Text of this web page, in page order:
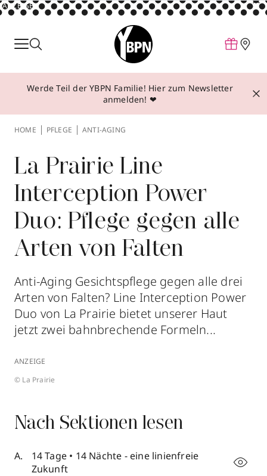
ANZEIGE
Parfum
Make-up
Behandlungen
Über YBPN
Aktionen
Storefinder
Werde Teil der YBPN Familie! Hier zum Newsletter
anmelden! ❤
HOME PFLEGE ANTI-AGING
La Prairie Line
Interception Power
Duo: Pflege gegen alle
Arten von Falten
Anti-Aging Gesichtspflege gegen alle drei
Arten von Falten? Line Interception Power
Duo von La Prairie bietet unserer Haut
jetzt zwei bahnbrechende Formeln...
ANZEIGE
© La Prairie
Nach Sektionen lesen
14 Tage • 14 Nächte - eine linienfreie
Zukunft